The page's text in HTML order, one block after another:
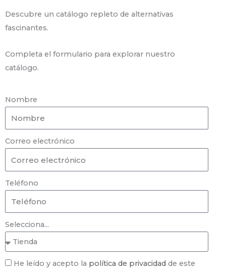
Descubre un catálogo repleto de alternativas
fascinantes.
Completa el formulario para explorar nuestro
catálogo.
Nombre
Correo electrónico
Teléfono
Selecciona...
He leído y acepto la política de privacidad de este